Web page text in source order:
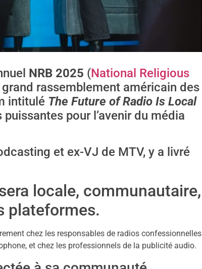
NRB 2025 (National Religious
rassemblement américain des
intitulé The Future of Radio Is Local
pour l’avenir du média
et ex-VJ de MTV, y a livré
locale, communautaire,
plateformes.
chez les responsables de radios confessionnelles
et chez les professionnels de la publicité audio.